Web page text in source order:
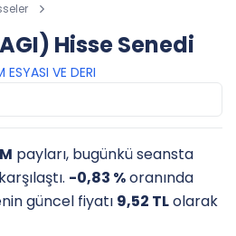
Hisse Senedi
ESYASI VE DERI
payları, bugünkü seansta
-0,83 %oranında
güncel fiyatı 9,52 TLolarak